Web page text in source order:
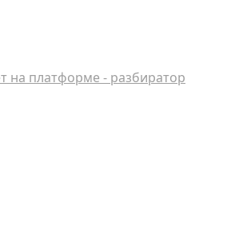
на платформе - разбиратор